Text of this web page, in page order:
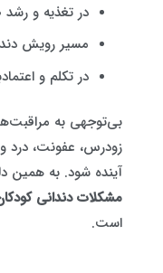
در تغذیه و
مسیر رویش
در تکلم و
بی‌توجهی به
زودرس، عفونت، درد
آینده شود. به همین
مشکلات دندانی
است.